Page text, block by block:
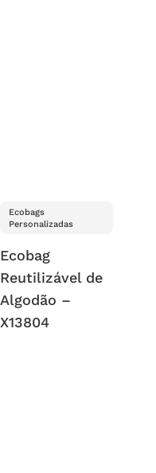
Ecobags
Personalizadas
Ecobag
Reutilizável de
Algodão –
X13804